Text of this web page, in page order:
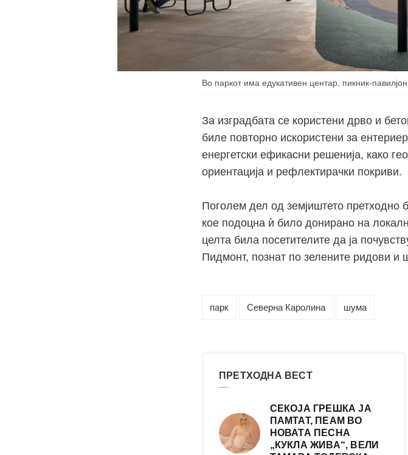
Во паркот има едукативен центар, пикник-
За изградбата се користени дрво и
биле повторно искористени за
енергетски ефикасни решенија, како
ориентација и рефлектирачки покриви.
Поголем дел од земјиштето претходно
кое подоцна ѝ било донирано на
целта била посетителите да ја
Пидмонт, познат по зелените ридови и
парк Северна Каролина шума
ПРЕТХОДНА ВЕСТ
СЕКОЈА ГРЕШКА ЈА
ПАМТАТ, ПЕАМ ВО
НОВАТА ПЕСНА
„КУКЛА ЖИВА“, ВЕЛИ